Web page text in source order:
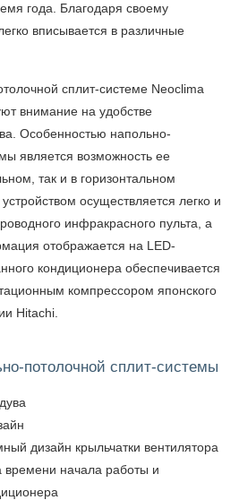
года. Благодаря своему
вписывается в различные
сплит-системе Neoclima
внимание на удобстве
Особенностью напольно-
является возможность ее
так и в горизонтальном
осуществляется легко и
инфракрасного пульта, а
отображается на LED-
кондиционера обеспечивается
компрессором японского
Hitachi.
потолочной сплит-системы
дизайн крыльчатки вентилятора
времени начала работы и